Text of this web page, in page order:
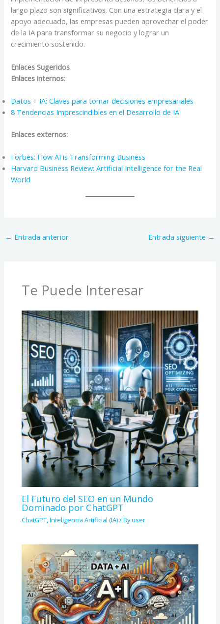
largo plazo son significativos. Con una estrategia clara y el
apoyo adecuado, las empresas pueden aprovechar el poder
de la IA para transformar su negocio y lograr un
crecimiento sostenido.
Enlaces Sugeridos
Enlaces internos:
Datos + IA: Claves para tomar decisiones empresariales
8 Tendencias Imprescindibles en el Desarrollo de IA
Enlaces externos:
Forbes: How AI is Transforming Business
Harvard Business Review: Artificial Intelligence for the Real
World
← Entrada anterior Entrada siguiente →
Te Puede Interesar
El Futuro del SEO en un Mundo
Dominado por ChatGPT
ChatGPT,Inteligencia Artificial (IA)/ Byuser